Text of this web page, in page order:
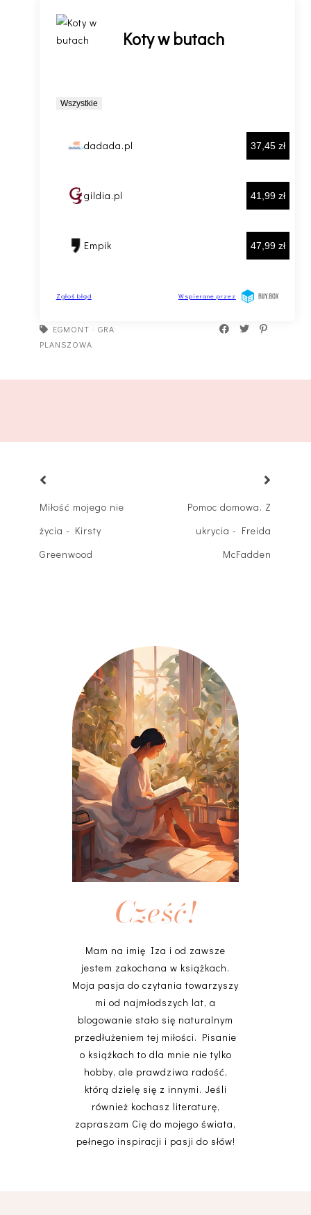
EGMONT · GRA
PLANSZOWA
Miłość mojego nie
życia - Kirsty
Greenwood
Pomoc domowa. Z
ukrycia - Freida
McFadden
Cześć!
Mam na imię Iza i od zawsze
jestem zakochana w książkach.
Moja pasja do czytania towarzyszy
mi od najmłodszych lat, a
blogowanie stało się naturalnym
przedłużeniem tej miłości. Pisanie
o książkach to dla mnie nie tylko
hobby, ale prawdziwa radość,
którą dzielę się z innymi. Jeśli
również kochasz literaturę,
zapraszam Cię do mojego świata,
pełnego inspiracji i pasji do słów!